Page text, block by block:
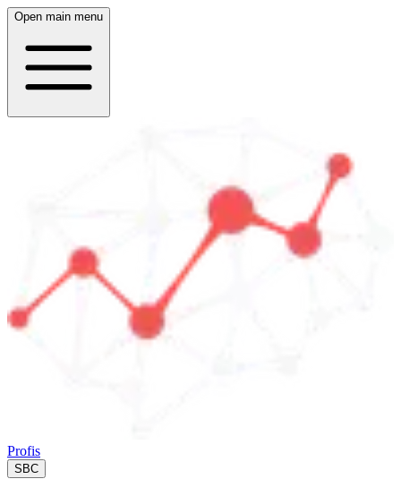
Open main menu
Profis
SBC